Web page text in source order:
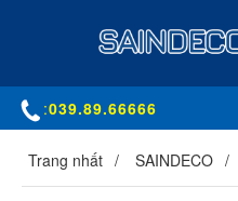
:039.89.66666
Trang nhất SAINDECO